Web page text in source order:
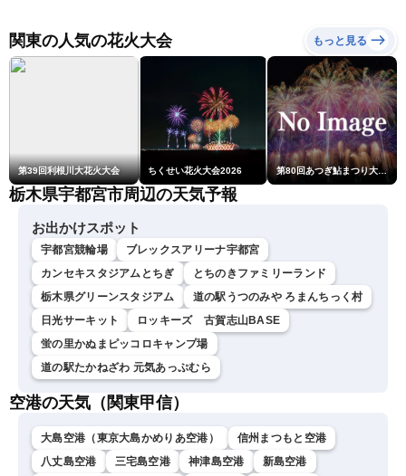
ュースLiVEサンシャイン・
岡本結子リサ／山口剛央〉
関東の人気の花火大会 もっと見る
第39回利根川大花火大会 ちくせい花火大会2026 第80回あつぎ鮎まつり大花火大会
栃木県宇都宮市周辺の天気予報
お出かけスポット
宇都宮競輪場
ブレックスアリーナ宇都宮
カンセキスタジアムとちぎ
とちのきファミリーランド
栃木県グリーンスタジアム
道の駅うつのみや ろまんちっく村
日光サーキット
ロッキーズ 古賀志山BASE
蛍の里かぬまピッコロキャンプ場
道の駅たかねざわ 元気あっぷむら
空港の天気（関東甲信）
大島空港（東京大島かめりあ空港）
信州まつもと空港
八丈島空港
三宅島空港 神津島空港 新島空港